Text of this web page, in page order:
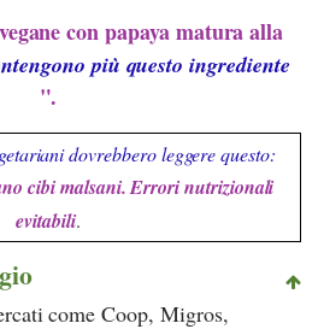
con papaya matura alla
più questo ingrediente
".
dovrebbero leggere questo:
cibi malsani. Errori nutrizionali
evitabili.
comeCoop, Migros,